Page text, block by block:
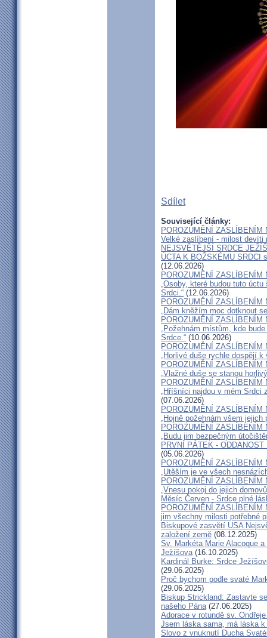
Sdílet
Související články:
POROZUMĚNÍ
Velké zaslíbení - milost devíti
NEJSVĚTĚJŠÍ SRDCE
ÚCTA K BOŽSKÉMU SRDCI
(12.06.2026)
POROZUMĚNÍ
„Osoby, které budou tuto
Srdci.“ (12.06.2026)
POROZUMĚNÍ
„Dám kněžím moc dotknout
POROZUMĚNÍ
„Požehnám místům, kde
Srdce.“ (10.06.2026)
POROZUMĚNÍ
„Horlivé duše rychle dospějí
POROZUMĚNÍ
„Vlažné duše se stanou
POROZUMĚNÍ
„Hříšníci najdou v mém Srdci
(07.06.2026)
POROZUMĚNÍ
„Hojně požehnám všem jejich
POROZUMĚNÍ
„Budu jim bezpečným
PRVNÍ PÁTEK -
(05.06.2026)
POROZUMĚNÍ
„Utěším je ve všech
POROZUMĚNÍ
„Vnesu pokoj do jejich
Měsíc Červen - Srdce plné
POROZUMĚNÍ ZASLÍBENÍM
jim všechny milosti potřebné
Biskupové zasvětí USA
založení země (08.12.2025)
Sv. Markéta Marie Alacoque
Ježíšova(16.10.2025)
Kardinál Burke: Srdce
(29.06.2025)
Proč bychom podle svaté
(29.06.2025)
Biskup Strickland: Zastavte
našeho Pána(27.06.2025)
Adorace v rotundě sv.
Jsem láska sama, má láska
Slovo z vnuknutí Ducha